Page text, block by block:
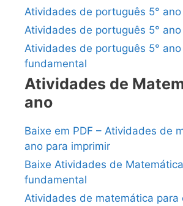
Atividades de português 5° ano
Atividades de português 5°
Atividades de português 5°
fundamental
Atividades de
ano
Baixe em PDF – Atividades de
ano para imprimir
Baixe Atividades de
fundamental
Atividades de matemática para